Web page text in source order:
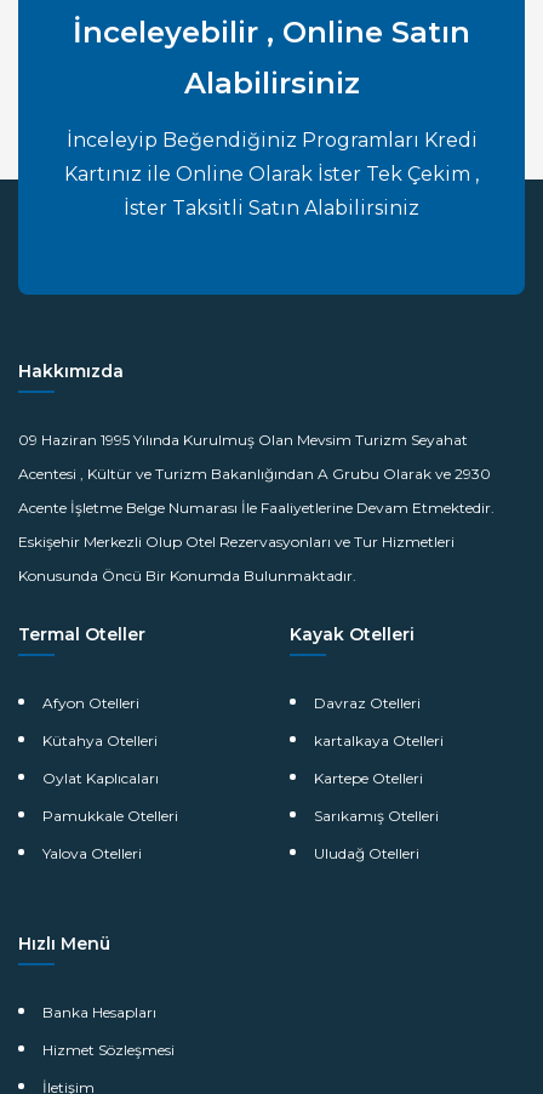
İnceleyebilir , Online Satın
Alabilirsiniz
İnceleyip Beğendiğiniz Programları Kredi
Kartınız ile Online Olarak İster Tek Çekim ,
İster Taksitli Satın Alabilirsiniz
Hakkımızda
09 Haziran 1995 Yılında Kurulmuş Olan Mevsim Turizm Seyahat
Acentesi , Kültür ve Turizm Bakanlığından A Grubu Olarak ve 2930
Acente İşletme Belge Numarası İle Faaliyetlerine Devam Etmektedir.
Eskişehir Merkezli Olup Otel Rezervasyonları ve Tur Hizmetleri
Konusunda Öncü Bir Konumda Bulunmaktadır.
Termal Oteller
Afyon Otelleri
Kütahya Otelleri
Oylat Kaplıcaları
Pamukkale Otelleri
Yalova Otelleri
Kayak Otelleri
Davraz Otelleri
kartalkaya Otelleri
Kartepe Otelleri
Sarıkamış Otelleri
Uludağ Otelleri
Hızlı Menü
Banka Hesapları
Hizmet Sözleşmesi
İletişim